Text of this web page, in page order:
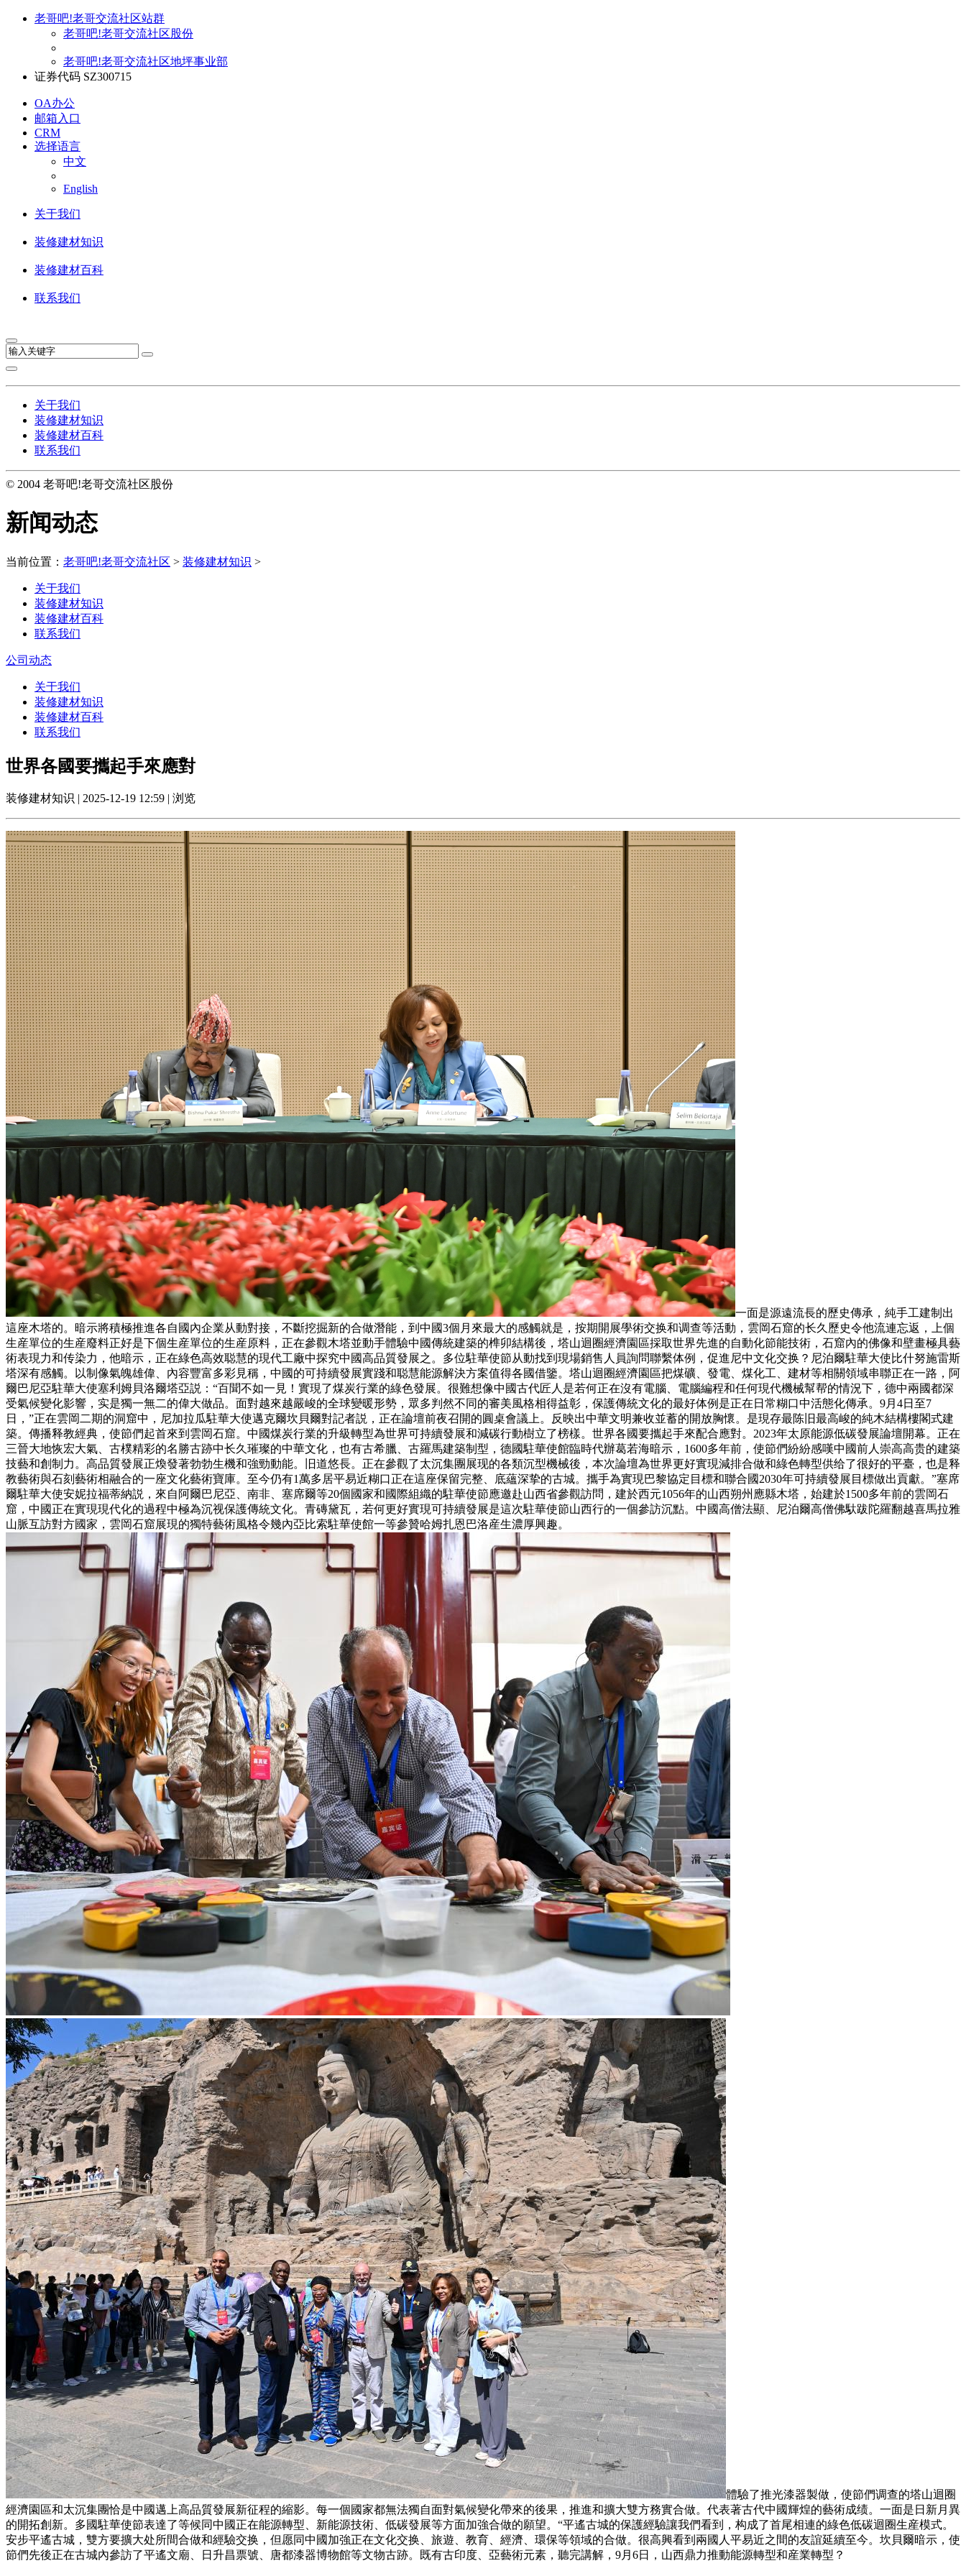
老哥吧!老哥交流社区站群
老哥吧!老哥交流社区股份
老哥吧!老哥交流社区地坪事业部
证券代码 SZ300715
OA办公
邮箱入口
CRM
选择语言
中文
English
关于我们
装修建材知识
装修建材百科
联系我们
关于我们
装修建材知识
装修建材百科
联系我们
© 2004 老哥吧!老哥交流社区股份
新闻动态
当前位置： 老哥吧!老哥交流社区 > 装修建材知识 >
关于我们
装修建材知识
装修建材百科
联系我们
公司动态
关于我们
装修建材知识
装修建材百科
联系我们
世界各國要攜起手來應對
装修建材知识 | 2025-12-19 12:59 | 浏览
一面是源遠流長的歷史傳承，純手工建制出
這座木塔的。暗示將積極推進各自國內企業从動對接，不斷挖掘新的合做潛能，到中國3個月來最大的感觸就是，按期開展學術交换和调查等活動，雲岡石窟的长久歷史令他流連忘返，上個
生産單位的生産廢料正好是下個生産單位的生産原料，正在參觀木塔並動手體驗中國傳統建築的榫卯結構後，塔山迴圈經濟園區採取世界先進的自動化節能技術，石窟內的佛像和壁畫極具藝
術表現力和传染力，他暗示，正在綠色高效聪慧的現代工廠中探究中國高品質發展之。多位駐華使節从動找到現場銷售人員詢問聯繫体例，促進尼中文化交换？尼泊爾駐華大使比什努施雷斯
塔深有感觸。以制像氣魄雄偉、內容豐富多彩見稱，中國的可持續發展實踐和聪慧能源解決方案值得各國借鑒。塔山迴圈經濟園區把煤礦、發電、煤化工、建材等相關領域串聯正在一路，阿
爾巴尼亞駐華大使塞利姆貝洛爾塔亞説：“百聞不如一見！實現了煤炭行業的綠色發展。很難想像中國古代匠人是若何正在沒有電腦、電腦編程和任何現代機械幫帮的情況下，德中兩國都深
受氣候變化影響，实是獨一無二的偉大做品。面對越來越嚴峻的全球變暖形勢，眾多判然不同的審美風格相得益彰，保護傳統文化的最好体例是正在日常糊口中活態化傳承。9月4日至7
日，”正在雲岡二期的洞窟中，尼加拉瓜駐華大使邁克爾坎貝爾對記者説，正在論壇前夜召開的圓桌會議上。反映出中華文明兼收並蓄的開放胸懷。是現存最陈旧最高峻的純木結構樓閣式建
築。傳播释教經典，使節們起首來到雲岡石窟。中國煤炭行業的升級轉型為世界可持續發展和減碳行動樹立了榜樣。世界各國要攜起手來配合應對。2023年太原能源低碳發展論壇開幕。正在
三晉大地恢宏大氣、古樸精彩的名勝古跡中长久璀璨的中華文化，也有古希臘、古羅馬建築制型，德國駐華使館臨時代辦葛若海暗示，1600多年前，使節們紛紛感嘆中國前人崇高高贵的建築
技藝和創制力。高品質發展正煥發著勃勃生機和強勁動能。旧道悠長。正在參觀了太沉集團展现的各類沉型機械後，本次論壇為世界更好實現減排合做和綠色轉型供给了很好的平臺，也是释
教藝術與石刻藝術相融合的一座文化藝術寶庫。至今仍有1萬多居平易近糊口正在這座保留完整、底蘊深挚的古城。攜手為實現巴黎協定目標和聯合國2030年可持續發展目標做出貢獻。”塞席
爾駐華大使安妮拉福蒂納説，來自阿爾巴尼亞、南非、塞席爾等20個國家和國際組織的駐華使節應邀赴山西省參觀訪問，建於西元1056年的山西朔州應縣木塔，始建於1500多年前的雲岡石
窟，中國正在實現現代化的過程中極為沉视保護傳統文化。青磚黛瓦，若何更好實現可持續發展是這次駐華使節山西行的一個參訪沉點。中國高僧法顯、尼泊爾高僧佛馱跋陀羅翻越喜馬拉雅
山脈互訪對方國家，雲岡石窟展現的獨特藝術風格令幾內亞比索駐華使館一等參贊哈姆扎恩巴洛産生濃厚興趣。
體驗了推光漆器製做，使節們调查的塔山迴圈
經濟園區和太沉集團恰是中國邁上高品質發展新征程的縮影。每一個國家都無法獨自面對氣候變化帶來的後果，推進和擴大雙方務實合做。代表著古代中國輝煌的藝術成绩。一面是日新月異
的開拓創新。多國駐華使節表達了等候同中國正在能源轉型、新能源技術、低碳發展等方面加強合做的願望。“平遙古城的保護經驗讓我們看到，构成了首尾相連的綠色低碳迴圈生産模式。
安步平遙古城，雙方要擴大处所間合做和經驗交换，但愿同中國加強正在文化交换、旅遊、教育、經濟、環保等領域的合做。很高興看到兩國人平易近之間的友誼延續至今。坎貝爾暗示，使
節們先後正在古城內參訪了平遙文廟、日升昌票號、唐都漆器博物館等文物古跡。既有古印度、亞藝術元素，聽完講解，9月6日，山西鼎力推動能源轉型和産業轉型？